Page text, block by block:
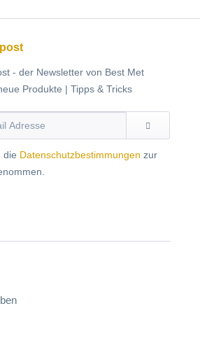
- der Newsletter von Best Met
Produkte | Tipps & Tricks
die Datenschutzbestimmungen zur